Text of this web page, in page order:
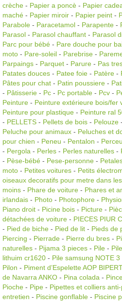
crèche - Papier a poncè - Papier
maché - Papier miroir - Papier peint -
Parabole - Paracetamol - Parapente -
Parasol - Parasol chauffant - Parasol
Parc pour bébé - Pare douche pour
moto - Pare-soleil - Parebrise -
Parpaings - Parquet - Parure - Pas
Patates douces - Patee foie - Patère -
Pâtes pour chat - Patin poussiere -
- Pâtisserie - Pc - Pc portable - Pcv -
Peinture - Peinture extérieure bois/fer
Peinture pour plastique - Peinture ral
- PELLETS - Pellets de bois - Pelouze -
Peluche pour animaux - Peluches et
pour chien - Peneu - Pentalon -
- Pergola - Perles - Perles naturelles -
- Pèse-bébé - Pese-personne -
moto - Petites voitures - Petits
oiseaux decoratifs pour metre dans
moins - Phare de voiture - Phares et
irlandais - Photo - Photophore -
Piano droit - Picine bois - Picture -
détachées de voiture - PIECES PIUR
- Pied de biche - Pied de lit - Pieds de
Piercing - Pierrade - Pierre du bres -
naturelles - Pijama 3 pieces - Pile -
lithuim cr1620 - Pile samsung NOTE
Pilon - Piment d’Espelette AOP
de Navarra ANKO - Pina colada -
Pioche - Pipe - Pipettes et colliers
entretien - Piscine gonflable - Piscine